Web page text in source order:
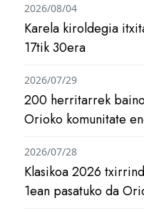
Karela kiroldegia
17tik 30era
2026/08/04
200 herritarrek
Orioko komunitate
2026/07/29
Klasikoa 2026
1ean pasatuko da
2026/07/28